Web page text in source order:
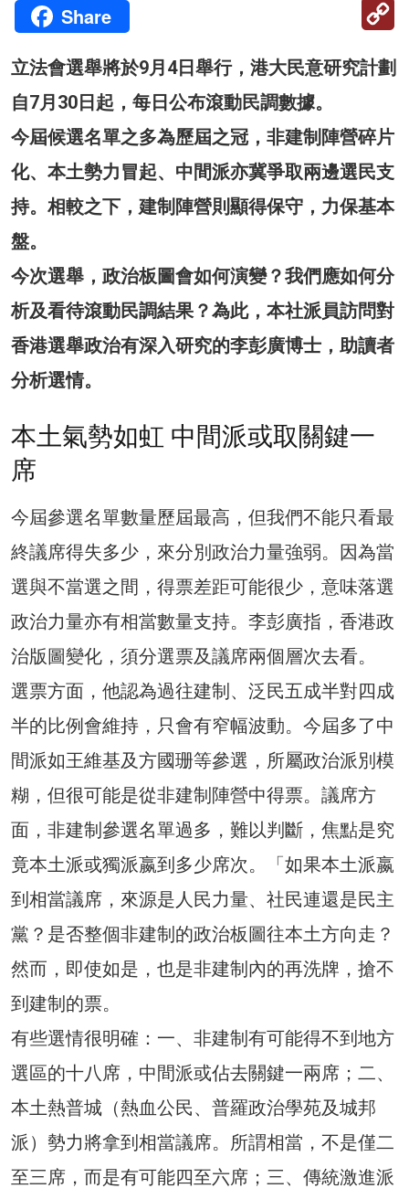
Share
立法會選舉將於9月4日舉行，港大民意研究計劃
自7月30日起，每日公布滾動民調數據。
今屆候選名單之多為歷屆之冠，非建制陣營碎片
化、本土勢力冒起、中間派亦冀爭取兩邊選民支
持。相較之下，建制陣營則顯得保守，力保基本
盤。
今次選舉，政治板圖會如何演變？我們應如何分
析及看待滾動民調結果？為此，本社派員訪問對
香港選舉政治有深入研究的李彭廣博士，助讀者
分析選情。
本土氣勢如虹 中間派或取關鍵一
席
今屆參選名單數量歷屆最高，但我們不能只看最
終議席得失多少，來分別政治力量強弱。因為當
選與不當選之間，得票差距可能很少，意味落選
政治力量亦有相當數量支持。李彭廣指，香港政
治版圖變化，須分選票及議席兩個層次去看。
選票方面，他認為過往建制、泛民五成半對四成
半的比例會維持，只會有窄幅波動。今屆多了中
間派如王維基及方國珊等參選，所屬政治派別模
糊，但很可能是從非建制陣營中得票。議席方
面，非建制參選名單過多，難以判斷，焦點是究
竟本土派或獨派嬴到多少席次。「如果本土派嬴
到相當議席，來源是人民力量、社民連還是民主
黨？是否整個非建制的政治板圖往本土方向走？
然而，即使如是，也是非建制內的再洗牌，搶不
到建制的票。
有些選情很明確：一、非建制有可能得不到地方
選區的十八席，中間派或佔去關鍵一兩席；二、
本土熱普城（熱血公民、普羅政治學苑及城邦
派）勢力將拿到相當議席。所謂相當，不是僅二
至三席，而是有可能四至六席；三、傳統激進派